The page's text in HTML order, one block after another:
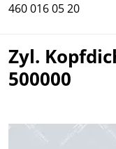
460 016 05 20
Zyl.
500000